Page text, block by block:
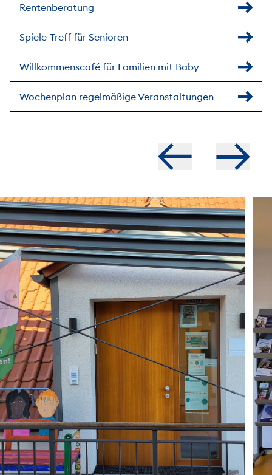
Rentenberatung
Spiele-Treff für Senioren
Willkommenscafé für Familien mit Baby
Wochenplan regelmäßige Veranstaltungen